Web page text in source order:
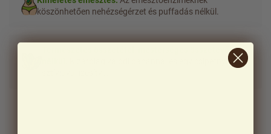
köszönhetően nehézségérzet és puffadás nélkül.
Természetes összetétel, mesterséges összetevők